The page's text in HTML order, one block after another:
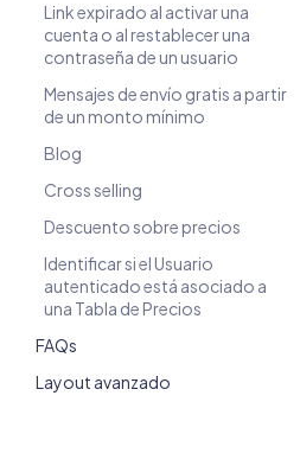
Link expirado al activar una
cuenta o al restablecer una
contraseña de un usuario
Mensajes de envío gratis a partir
de un monto mínimo
Blog
Cross selling
Descuento sobre precios
Identificar si el Usuario
autenticado está asociado a
una Tabla de Precios
FAQs
Layout avanzado